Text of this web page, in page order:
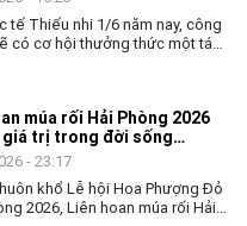
tế Thiếu nhi 1/6 năm nay, công
có cơ hội thưởng thức một tác
gồm Tuồng, Chèo và Cải
hợp trên cùng một sân khấu.
kể chuyện hiện đại, chương
hẹn mang đến không gian kỳ
cảm xúc, đặc biệt hướng tới
trẻ và các em thiếu nhi trong
múa rối Hải Phòng 2026
giá trị trong đời sống
- 23:17
khổ Lễ hội Hoa Phượng Đỏ
2026, Liên hoan múa rối Hải